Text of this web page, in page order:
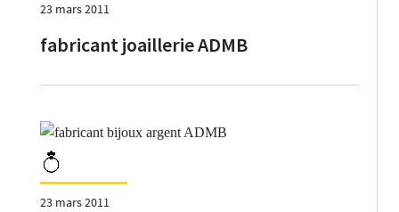
23 mars 2011
fabricant joaillerie ADMB
23 mars 2011